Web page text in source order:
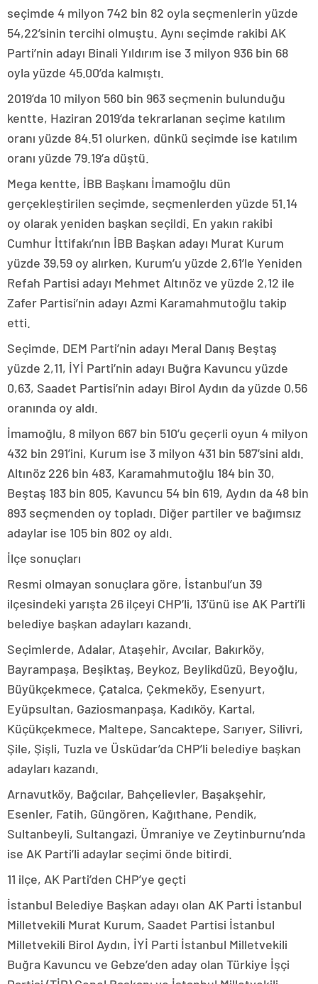
seçimde 4 milyon 742 bin 82 oyla seçmenlerin yüzde
54,22’sinin tercihi olmuştu. Aynı seçimde rakibi AK
Parti’nin adayı Binali Yıldırım ise 3 milyon 936 bin 68
oyla yüzde 45.00’da kalmıştı.
2019’da 10 milyon 560 bin 963 seçmenin bulunduğu
kentte, Haziran 2019’da tekrarlanan seçime katılım
oranı yüzde 84.51 olurken, dünkü seçimde ise katılım
oranı yüzde 79.19’a düştü.
Mega kentte, İBB Başkanı İmamoğlu dün
gerçekleştirilen seçimde, seçmenlerden yüzde 51.14
oy olarak yeniden başkan seçildi. En yakın rakibi
Cumhur İttifakı’nın İBB Başkan adayı Murat Kurum
yüzde 39,59 oy alırken, Kurum’u yüzde 2,61’le Yeniden
Refah Partisi adayı Mehmet Altınöz ve yüzde 2,12 ile
Zafer Partisi’nin adayı Azmi Karamahmutoğlu takip
etti.
Seçimde, DEM Parti’nin adayı Meral Danış Beştaş
yüzde 2,11, İYİ Parti’nin adayı Buğra Kavuncu yüzde
0,63, Saadet Partisi’nin adayı Birol Aydın da yüzde 0,56
oranında oy aldı.
İmamoğlu, 8 milyon 667 bin 510’u geçerli oyun 4 milyon
432 bin 291’ini, Kurum ise 3 milyon 431 bin 587’sini aldı.
Altınöz 226 bin 483, Karamahmutoğlu 184 bin 30,
Beştaş 183 bin 805, Kavuncu 54 bin 619, Aydın da 48 bin
893 seçmenden oy topladı. Diğer partiler ve bağımsız
adaylar ise 105 bin 802 oy aldı.
İlçe sonuçları
Resmi olmayan sonuçlara göre, İstanbul’un 39
ilçesindeki yarışta 26 ilçeyi CHP’li, 13’ünü ise AK Parti’li
belediye başkan adayları kazandı.
Seçimlerde, Adalar, Ataşehir, Avcılar, Bakırköy,
Bayrampaşa, Beşiktaş, Beykoz, Beylikdüzü, Beyoğlu,
Büyükçekmece, Çatalca, Çekmeköy, Esenyurt,
Eyüpsultan, Gaziosmanpaşa, Kadıköy, Kartal,
Küçükçekmece, Maltepe, Sancaktepe, Sarıyer, Silivri,
Şile, Şişli, Tuzla ve Üsküdar’da CHP’li belediye başkan
adayları kazandı.
Arnavutköy, Bağcılar, Bahçelievler, Başakşehir,
Esenler, Fatih, Güngören, Kağıthane, Pendik,
Sultanbeyli, Sultangazi, Ümraniye ve Zeytinburnu’nda
ise AK Parti’li adaylar seçimi önde bitirdi.
11 ilçe, AK Parti’den CHP’ye geçti
İstanbul Belediye Başkan adayı olan AK Parti İstanbul
Milletvekili Murat Kurum, Saadet Partisi İstanbul
Milletvekili Birol Aydın, İYİ Parti İstanbul Milletvekili
Buğra Kavuncu ve Gebze’den aday olan Türkiye İşçi